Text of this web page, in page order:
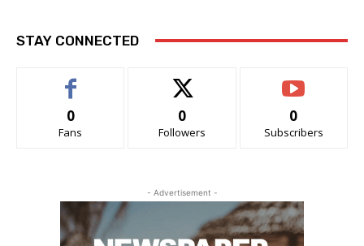
STAY CONNECTED
0
Fans
0
Followers
0
Subscribers
- Advertisement -